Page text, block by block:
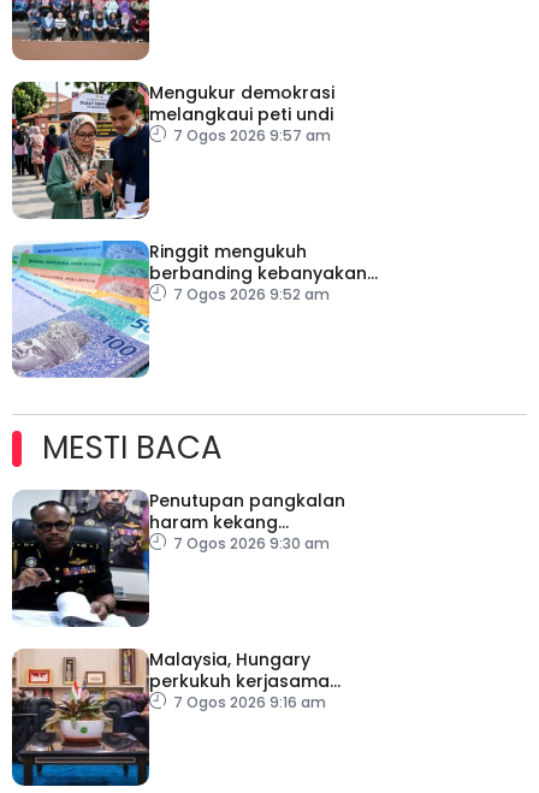
Mengukur demokrasi
melangkaui peti undi
7 Ogos 2026 9:57 am
Ringgit mengukuh
berbanding kebanyakan
mata wang utama, stabil
7 Ogos 2026 9:52 am
MESTI BACA
Penutupan pangkalan
haram kekang
penyeludupan di
7 Ogos 2026 9:30 am
Malaysia, Hungary
perkukuh kerjasama
sektor pertanian
7 Ogos 2026 9:16 am